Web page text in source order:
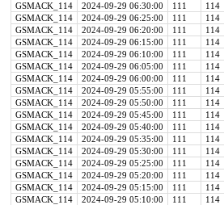
GSMACK_114
2024-09-29 06:30:00 111 114
GSMACK_114
2024-09-29 06:25:00 111 114
GSMACK_114
2024-09-29 06:20:00 111 114
GSMACK_114
2024-09-29 06:15:00 111 114
GSMACK_114
2024-09-29 06:10:00 111 114
GSMACK_114
2024-09-29 06:05:00 111 114
GSMACK_114
2024-09-29 06:00:00 111 114
GSMACK_114
2024-09-29 05:55:00 111 114
GSMACK_114
2024-09-29 05:50:00 111 114
GSMACK_114
2024-09-29 05:45:00 111 114
GSMACK_114
2024-09-29 05:40:00 111 114
GSMACK_114
2024-09-29 05:35:00 111 114
GSMACK_114
2024-09-29 05:30:00 111 114
GSMACK_114
2024-09-29 05:25:00 111 114
GSMACK_114
2024-09-29 05:20:00 111 114
GSMACK_114
2024-09-29 05:15:00 111 114
GSMACK_114
2024-09-29 05:10:00 111 114